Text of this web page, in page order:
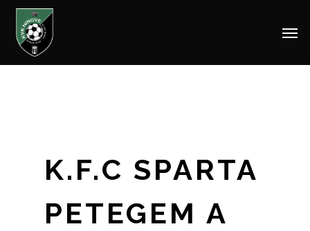
Skip
K.F.C SPARTA
PETEGEM A